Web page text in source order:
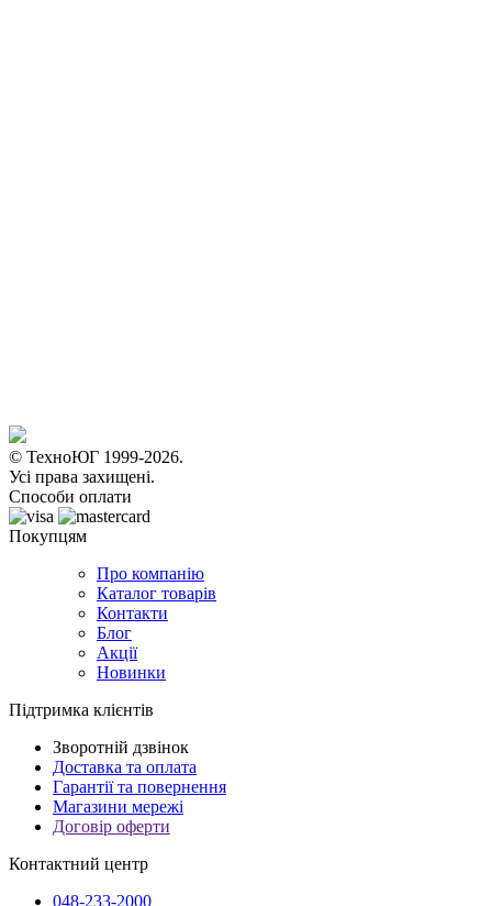
© ТехноЮГ 1999-2026.
Усі права захищені.
Способи оплати
Покупцям
Про компанію
Каталог товарів
Контакти
Блог
Акції
Новинки
Підтримка клієнтів
Зворотній дзвінок
Доставка та оплата
Гарантії та повернення
Магазини мережі
Договір оферти
Контактний центр
048-233-2000